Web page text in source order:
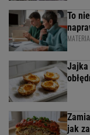
To
Jajka
jak